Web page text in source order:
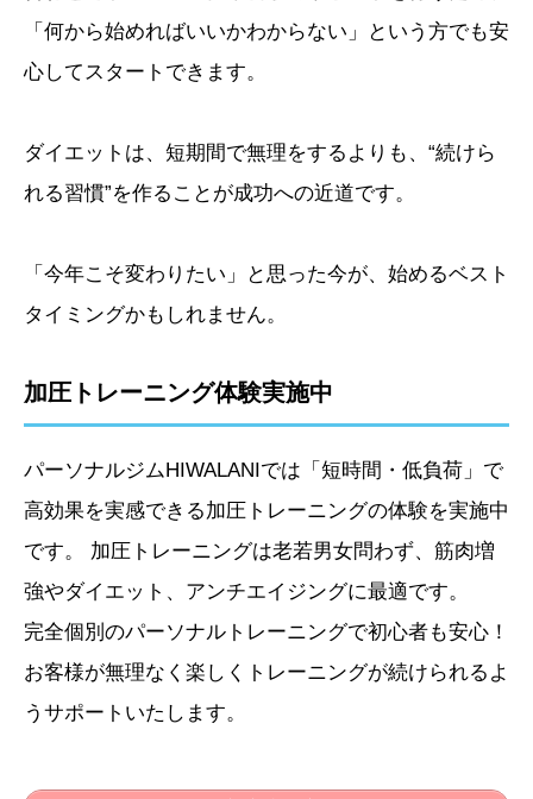
「何から始めればいいかわからない」という方でも安
心してスタートできます。
ダイエットは、短期間で無理をするよりも、“続けら
れる習慣”を作ることが成功への近道です。
「今年こそ変わりたい」と思った今が、始めるベスト
タイミングかもしれません。
加圧トレーニング体験実施中
パーソナルジムHIWALANIでは「短時間・低負荷」で
高効果を実感できる加圧トレーニングの体験を実施中
です。 加圧トレーニングは老若男女問わず、筋肉増
強やダイエット、アンチエイジングに最適です。
完全個別のパーソナルトレーニングで初心者も安心！
お客様が無理なく楽しくトレーニングが続けられるよ
うサポートいたします。